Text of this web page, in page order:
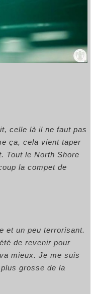
celle là il ne faut pas
ça, cela vient taper
Tout le North Shore
la compet de
et un peu terrorisant.
de revenir pour
mieux. Je me suis
grosse de la